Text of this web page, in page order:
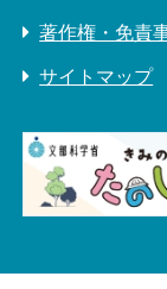
著作権・免責
サイトマップ